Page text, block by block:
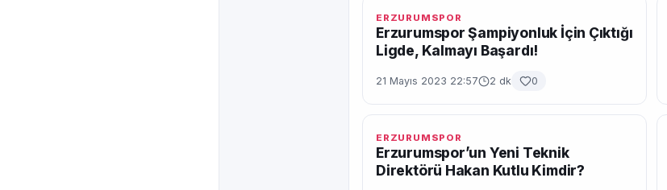
ERZURUMSPOR
Erzurumspor Şampiyonluk İçin Çıktığı
Ligde, Kalmayı Başardı!
21 Mayıs 2023 22:57 2 dk 0
ERZURUMSPOR
Erzurumspor’un Yeni Teknik
Direktörü Hakan Kutlu Kimdir?